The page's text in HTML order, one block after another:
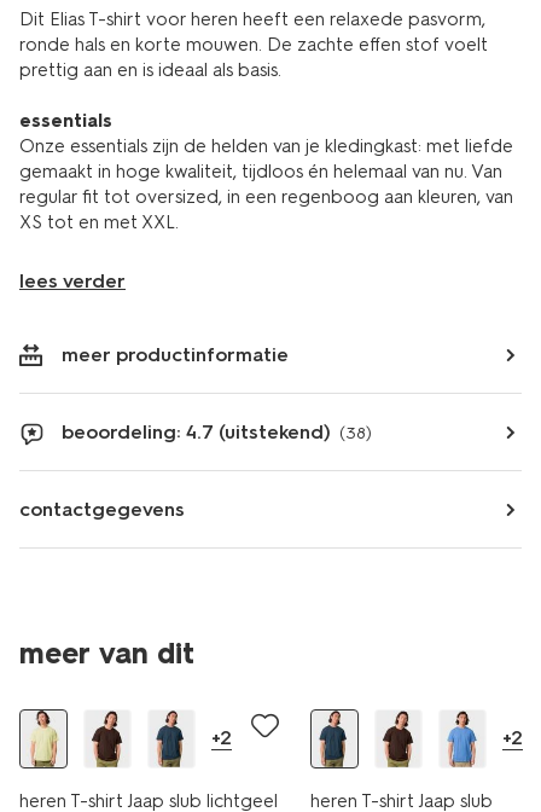
Dit Elias T-shirt voor heren heeft een relaxede pasvorm,
ronde hals en korte mouwen. De zachte effen stof voelt
prettig aan en is ideaal als basis.
essentials
Onze essentials zijn de helden van je kledingkast: met liefde
gemaakt in hoge kwaliteit, tijdloos én helemaal van nu. Van
regular fit tot oversized, in een regenboog aan kleuren, van
XS tot en met XXL.
lees verder
meer productinformatie
beoordeling: 4.7 (uitstekend) (38)
contactgegevens
meer van dit
sale
+2
heren T-shirt Jaap slub lichtgeel
+2
heren T-shirt Jaap slub